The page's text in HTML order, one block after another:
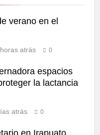
verano en el
atrás 0
espacios
la lactancia
atrás 0
en Irapuato